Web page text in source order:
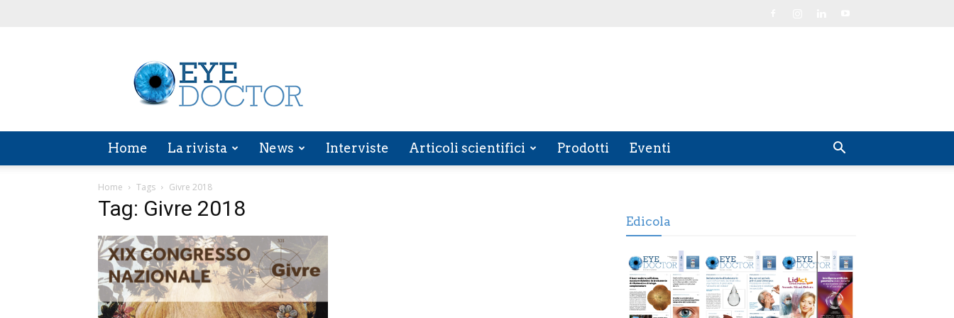
EYE
DOCTOR
Home La rivista News Interviste Articoli scientifici Prodotti Eventi
Home Tags Givre 2018
Tag: Givre 2018
Edicola